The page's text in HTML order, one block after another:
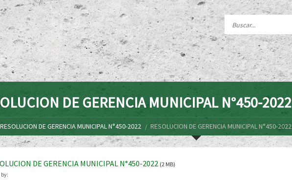
DE GERENCIA MUNICIPAL N°450-2022
RESOLUCION DE GERENCIA MUNICIPAL N°450-2022 RESOLUCION DE GERENCIA MUNICIPAL N°450-2022
DE GERENCIA MUNICIPAL N°450-2022 (2 MB)